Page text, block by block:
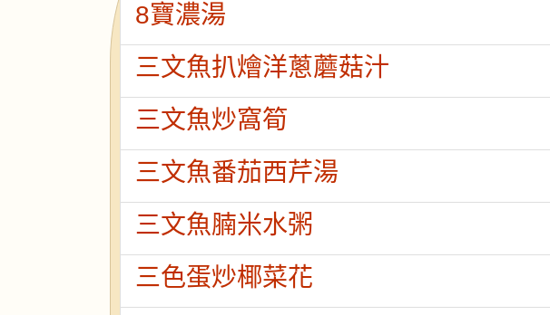
8寶濃湯
三文魚扒燴洋蔥蘑菇汁
三文魚炒窩筍
三文魚番茄西芹湯
三文魚腩米水粥
三色蛋炒椰菜花